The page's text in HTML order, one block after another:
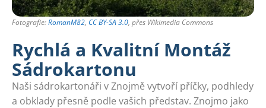
Fotografie:RomanM82, CC BY-SA 3.0, přes Wikimedia Commons
Rychlá a Kvalitní Montáž
Sádrokartonu
Naši sádrokartonáři v Znojmě vytvoří příčky, podhledy
a obklady přesně podle vašich představ. Znojmo jako